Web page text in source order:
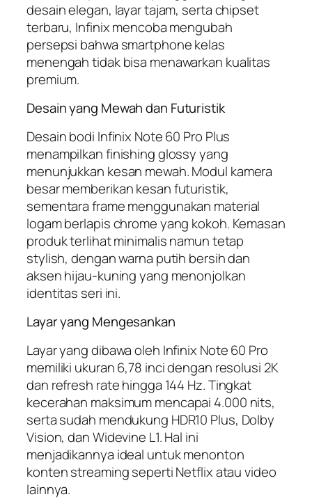
desain elegan, layar tajam, serta chipset
terbaru, Infinix mencoba mengubah
persepsi bahwa smartphone kelas
menengah tidak bisa menawarkan kualitas
premium.
Desain yang Mewah dan Futuristik
Desain bodi Infinix Note 60 Pro Plus
menampilkan finishing glossy yang
menunjukkan kesan mewah. Modul kamera
besar memberikan kesan futuristik,
sementara frame menggunakan material
logam berlapis chrome yang kokoh. Kemasan
produk terlihat minimalis namun tetap
stylish, dengan warna putih bersih dan
aksen hijau-kuning yang menonjolkan
identitas seri ini.
Layar yang Mengesankan
Layar yang dibawa oleh Infinix Note 60 Pro
memiliki ukuran 6,78 inci dengan resolusi 2K
dan refresh rate hingga 144 Hz. Tingkat
kecerahan maksimum mencapai 4.000 nits,
serta sudah mendukung HDR10 Plus, Dolby
Vision, dan Widevine L1. Hal ini
menjadikannya ideal untuk menonton
konten streaming seperti Netflix atau video
lainnya.